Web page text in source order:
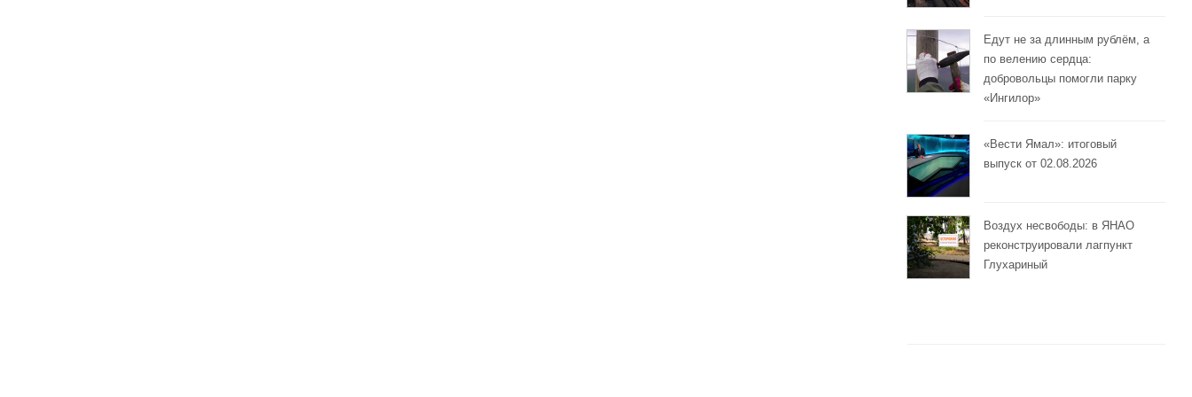
Едут не за длинным рублём, а
по велению сердца:
добровольцы помогли парку
«Ингилор»
«Вести Ямал»: итоговый
выпуск от 02.08.2026
Воздух несвободы: в ЯНАО
реконструировали лагпункт
Глухариный